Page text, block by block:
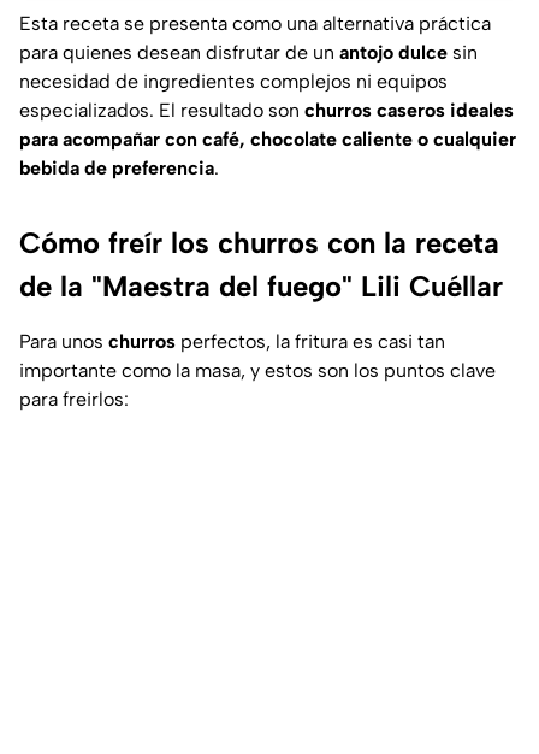
Esta receta se presenta como una alternativa práctica
para quienes desean disfrutar de un antojo dulce sin
necesidad de ingredientes complejos ni equipos
especializados. El resultado son churros caseros ideales
para acompañar con café, chocolate caliente o cualquier
bebida de preferencia.
Cómo freír los churros con la receta
de la "Maestra del fuego" Lili Cuéllar
Para unos churros perfectos, la fritura es casi tan
importante como la masa, y estos son los puntos clave
para freirlos: